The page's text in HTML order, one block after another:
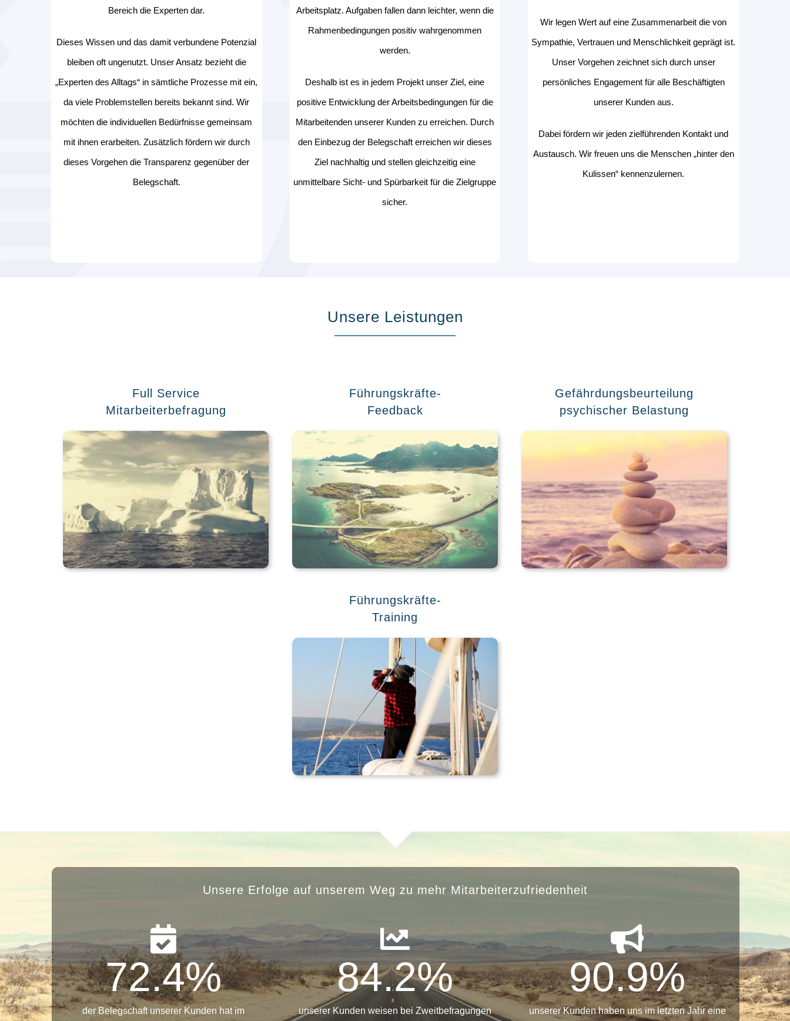
Bereich die Experten dar.
Dieses Wissen und das damit verbundene Potenzial
bleiben oft ungenutzt. Unser Ansatz bezieht die
„Experten des Alltags“ in sämtliche Prozesse mit ein,
da viele Problemstellen bereits bekannt sind. Wir
möchten die individuellen Bedürfnisse gemeinsam
mit ihnen erarbeiten. Zusätzlich fördern wir durch
dieses Vorgehen die Transparenz gegenüber der
Belegschaft.
Arbeitsplatz. Aufgaben fallen dann leichter, wenn die
Rahmenbedingungen positiv wahrgenommen
werden.
Deshalb ist es in jedem Projekt unser Ziel, eine
positive Entwicklung der Arbeitsbedingungen für die
Mitarbeitenden unserer Kunden zu erreichen. Durch
den Einbezug der Belegschaft erreichen wir dieses
Ziel nachhaltig und stellen gleichzeitig eine
unmittelbare Sicht- und Spürbarkeit für die Zielgruppe
sicher.
Wir legen Wert auf eine Zusammenarbeit die von
Sympathie, Vertrauen und Menschlichkeit geprägt ist.
Unser Vorgehen zeichnet sich durch unser
persönliches Engagement für alle Beschäftigten
unserer Kunden aus.
Dabei fördern wir jeden zielführenden Kontakt und
Austausch. Wir freuen uns die Menschen „hinter den
Kulissen“ kennenzulernen.
Unsere Leistungen
Full Service
Mitarbeiterbefragung
Führungskräfte-
Feedback
Gefährdungsbeurteilung
psychischer Belastung
Führungskräfte-
Training
Unsere Erfolge auf unserem Weg zu mehr Mitarbeiterzufriedenheit
72.4%
der Belegschaft unserer Kunden hat im
84.2%
unserer Kunden weisen bei Zweitbefragungen
90.9%
unserer Kunden haben uns im letzten Jahr eine